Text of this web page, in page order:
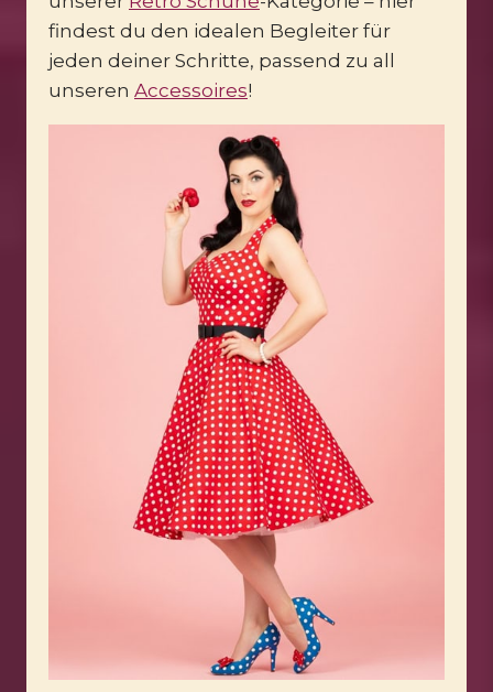
findest du den idealen Begleiter für
jeden deiner Schritte, passend zu all
unseren Accessoires!